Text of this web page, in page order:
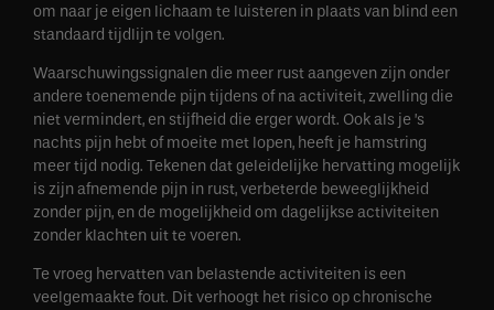
om naar je eigen lichaam te luisteren in plaats van blind een
standaard tijdlijn te volgen.
Waarschuwingssignalen die meer rust aangeven zijn onder
andere toenemende pijn tijdens of na activiteit, zwelling die
niet vermindert, en stijfheid die erger wordt. Ook als je ’s
nachts pijn hebt of moeite met lopen, heeft je hamstring
meer tijd nodig. Tekenen dat geleidelijke hervatting mogelijk
is zijn afnemende pijn in rust, verbeterde beweeglijkheid
zonder pijn, en de mogelijkheid om dagelijkse activiteiten
zonder klachten uit te voeren.
Te vroeg hervatten van belastende activiteiten is een
veelgemaakte fout. Dit verhoogt het risico op chronische